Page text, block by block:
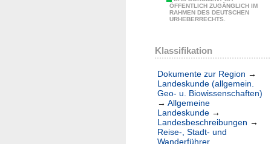
ÖFFENTLICH ZUGÄNGLICH IM
RAHMEN DES DEUTSCHEN
URHEBERRECHTS.
Klassifikation
Dokumente zur Region →
Landeskunde (allgemein.
Geo- u. Biowissenschaften)
→ Allgemeine
Landeskunde →
Landesbeschreibungen →
Reise-, Stadt- und
Wanderführer